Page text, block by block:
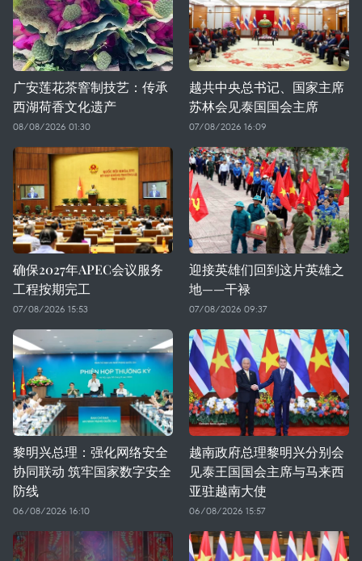
广安莲花茶窨制技艺：传承
西湖荷香文化遗产
08/08/2026 01:30
越共中央总书记、国家主席
苏林会见泰国国会主席
07/08/2026 16:09
确保2027年APEC会议服务
工程按期完工
07/08/2026 15:53
迎接英雄们回到这片英雄之
地——干禄
07/08/2026 09:37
黎明兴总理：强化网络安全
协同联动 筑牢国家数字安全
防线
06/08/2026 16:10
越南政府总理黎明兴分别会
见泰王国国会主席与马来西
亚驻越南大使
06/08/2026 15:57